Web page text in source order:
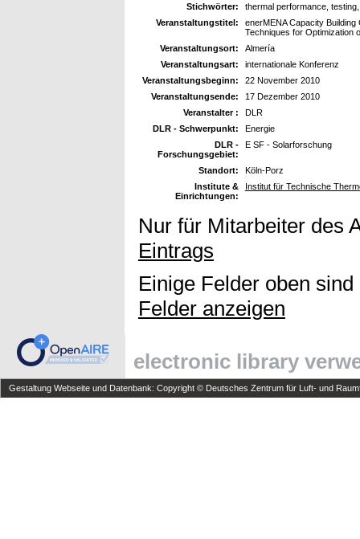
Stichwörter:
thermal performance,
Veranstaltungstitel:
enerMENA Capacity
Techniques for Optimization
Veranstaltungsort:
Almería
Veranstaltungsart:
internationale Konferenz
Veranstaltungsbeginn:
22 November 2010
Veranstaltungsende:
17 Dezember 2010
Veranstalter :
DLR
DLR - Schwerpunkt:
Energie
DLR -
Forschungsgebiet:
E SF - Solarforschung
Standort:
Köln-Porz
Institute &
Einrichtungen:
Institut für Technische
Nur für Mitarbeiter des
Eintrags
Einige Felder oben
Felder anzeigen
electronic library
Gestaltung Webseite und Datenbank: Copyright © Deutsches Zentrum für Luft- und